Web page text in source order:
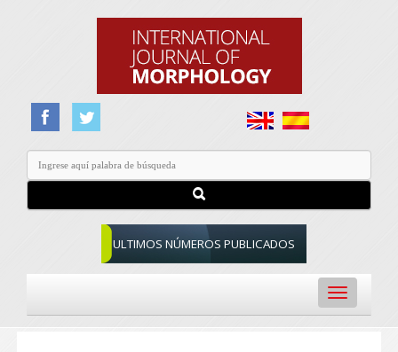
ULTIMOS NÚMEROS PUBLICADOS
Toggle
navigation